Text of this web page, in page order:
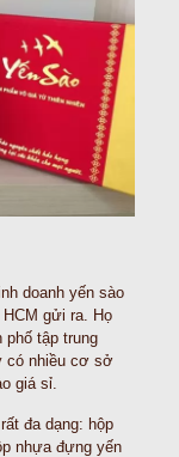
doanh yến sào
gửi ra. Họ
phố tập trung
có nhiều cơ sở
giá sỉ.
đa dạng: hộp
nhựa đựng yến